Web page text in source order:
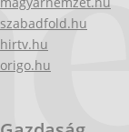
szabadfold.hu
hirtv.hu
origo.hu